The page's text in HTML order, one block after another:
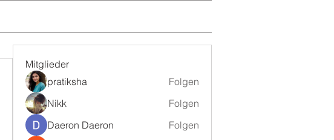
Mitglieder
pratiksha
Folgen
Nikk
Folgen
Daeron Daeron
Folgen